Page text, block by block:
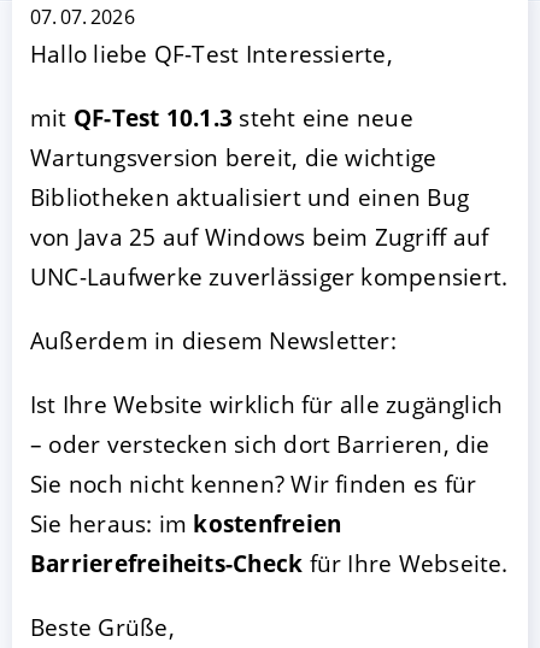
07. 07. 2026
Hallo liebe QF-Test Interessierte,
mit QF-Test 10.1.3 steht eine neue
Wartungsversion bereit, die wichtige
Bibliotheken aktualisiert und einen Bug
von Java 25 auf Windows beim Zugriff auf
UNC-Laufwerke zuverlässiger kompensiert.
Außerdem in diesem Newsletter:
Ist Ihre Website wirklich für alle zugänglich
– oder verstecken sich dort Barrieren, die
Sie noch nicht kennen? Wir finden es für
Sie heraus: im kostenfreien
Barrierefreiheits-Check für Ihre Webseite.
Beste Grüße,
AKZEPTIEREN KONFIGURIEREN
Impressum|Datenschutz